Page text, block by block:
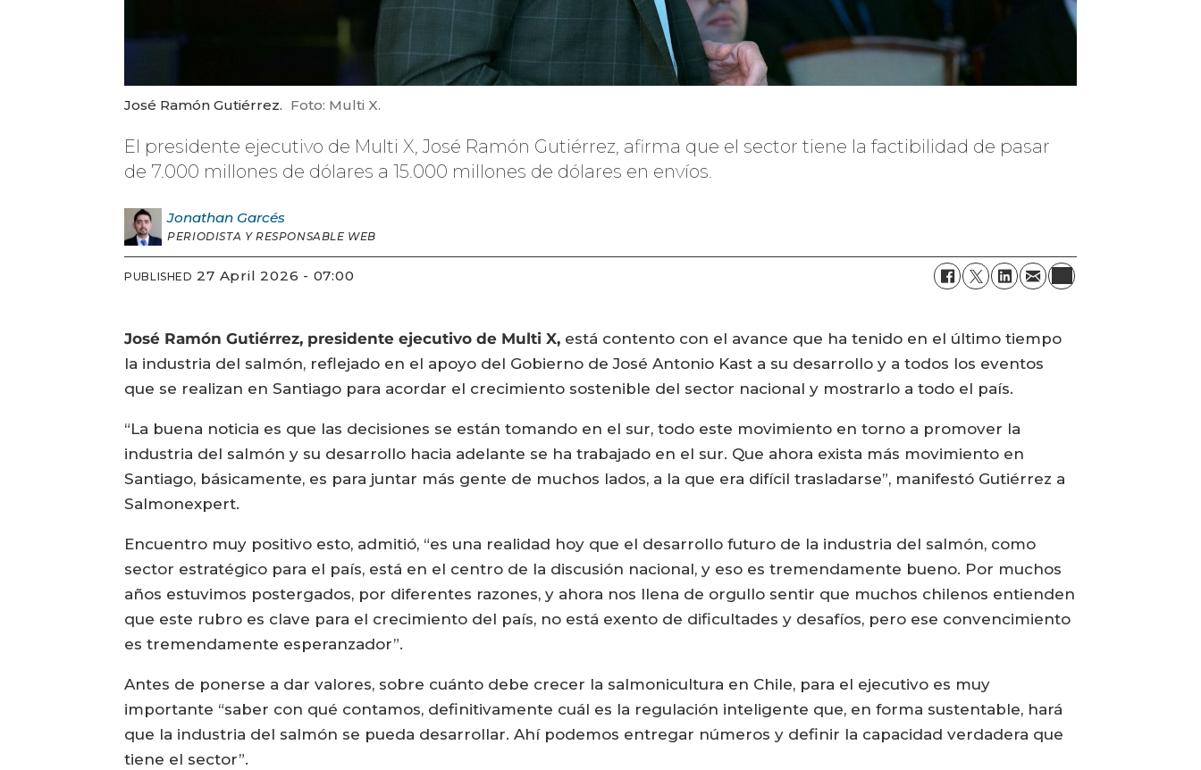
José Ramón Gutiérrez. Foto: Multi X.
El presidente ejecutivo de Multi X, José Ramón Gutiérrez, afirma que el sector tiene la factibilidad de pasar
de 7.000 millones de dólares a 15.000 millones de dólares en envíos.
Jonathan Garcés
PERIODISTA Y RESPONSABLE WEB
PUBLISHED 27 April 2026 - 07:00
José Ramón Gutiérrez, presidente ejecutivo de Multi X, está contento con el avance que ha tenido en el último tiempo
la industria del salmón, reflejado en el apoyo del Gobierno de José Antonio Kast a su desarrollo y a todos los eventos
que se realizan en Santiago para acordar el crecimiento sostenible del sector nacional y mostrarlo a todo el país.
“La buena noticia es que las decisiones se están tomando en el sur, todo este movimiento en torno a promover la
industria del salmón y su desarrollo hacia adelante se ha trabajado en el sur. Que ahora exista más movimiento en
Santiago, básicamente, es para juntar más gente de muchos lados, a la que era difícil trasladarse”, manifestó Gutiérrez a
Salmonexpert.
Encuentro muy positivo esto, admitió, “es una realidad hoy que el desarrollo futuro de la industria del salmón, como
sector estratégico para el país, está en el centro de la discusión nacional, y eso es tremendamente bueno. Por muchos
años estuvimos postergados, por diferentes razones, y ahora nos llena de orgullo sentir que muchos chilenos entienden
que este rubro es clave para el crecimiento del país, no está exento de dificultades y desafíos, pero ese convencimiento
es tremendamente esperanzador”.
Antes de ponerse a dar valores, sobre cuánto debe crecer la salmonicultura en Chile, para el ejecutivo es muy
importante “saber con qué contamos, definitivamente cuál es la regulación inteligente que, en forma sustentable, hará
que la industria del salmón se pueda desarrollar. Ahí podemos entregar números y definir la capacidad verdadera que
tiene el sector”.